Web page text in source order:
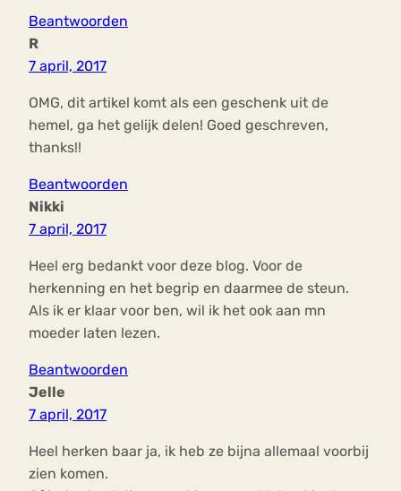
Beantwoorden
R
7 april, 2017
OMG, dit artikel komt als een geschenk uit de
hemel, ga het gelijk delen! Goed geschreven,
thanks!!
Beantwoorden
Nikki
7 april, 2017
Heel erg bedankt voor deze blog. Voor de
herkenning en het begrip en daarmee de steun.
Als ik er klaar voor ben, wil ik het ook aan mn
moeder laten lezen.
Beantwoorden
Jelle
7 april, 2017
Heel herken baar ja, ik heb ze bijna allemaal voorbij
zien komen.